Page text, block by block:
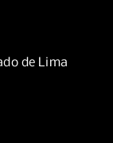
de Lima